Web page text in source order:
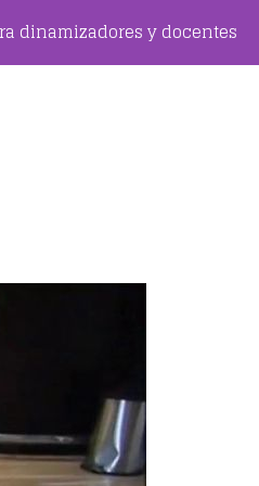
dinamizadores y docentes